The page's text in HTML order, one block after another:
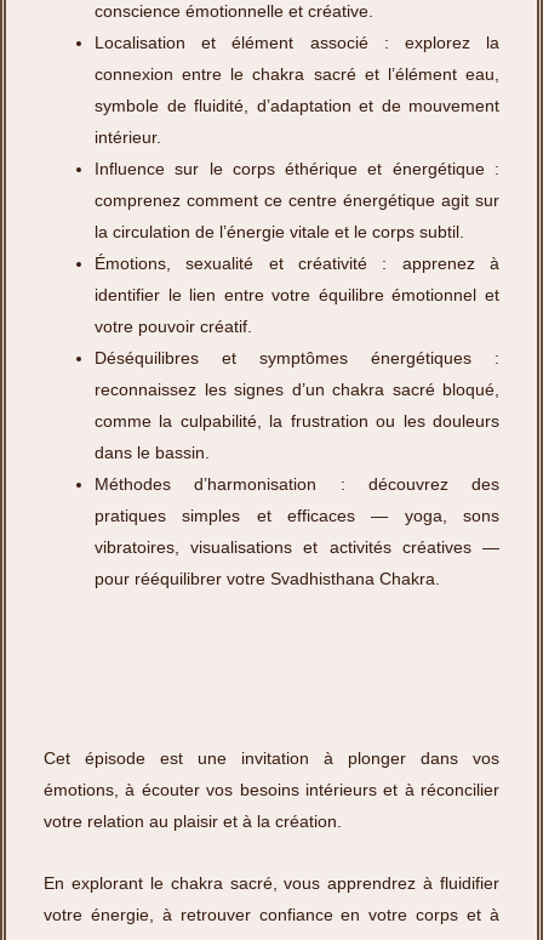
conscience émotionnelle et créative.
Localisation et élément associé : explorez la
connexion entre le chakra sacré et l’élément eau,
symbole de fluidité, d’adaptation et de mouvement
intérieur.
Influence sur le corps éthérique et énergétique :
comprenez comment ce centre énergétique agit sur
la circulation de l’énergie vitale et le corps subtil.
Émotions, sexualité et créativité : apprenez à
identifier le lien entre votre équilibre émotionnel et
votre pouvoir créatif.
Déséquilibres et symptômes énergétiques :
reconnaissez les signes d’un chakra sacré bloqué,
comme la culpabilité, la frustration ou les douleurs
dans le bassin.
Méthodes d’harmonisation : découvrez des
pratiques simples et efficaces — yoga, sons
vibratoires, visualisations et activités créatives —
pour rééquilibrer votre Svadhisthana Chakra.
Cet épisode est une invitation à plonger dans vos
émotions, à écouter vos besoins intérieurs et à réconcilier
votre relation au plaisir et à la création.
En explorant le chakra sacré, vous apprendrez à fluidifier
votre énergie, à retrouver confiance en votre corps et à